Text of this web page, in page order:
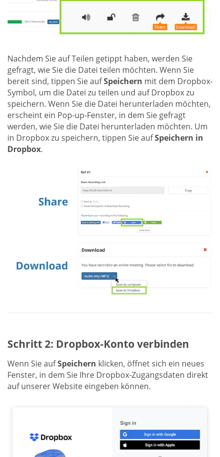
Nachdem Sie auf Teilen getippt haben, werden Sie
gefragt, wie Sie die Datei teilen möchten. Wenn Sie
bereit sind, tippen Sie aufSpeichern mit dem Dropbox-
Symbol, um die Datei zu teilen und auf Dropbox zu
speichern. Wenn Sie die Datei herunterladen möchten,
erscheint ein Pop-up-Fenster, in dem Sie gefragt
werden, wie Sie die Datei herunterladen möchten. Um
in Dropbox zu speichern, tippen Sie aufSpeichern in
Dropbox.
Schritt 2: Dropbox-Konto verbinden
Wenn Sie aufSpeichern klicken, öffnet sich ein neues
Fenster, in dem Sie Ihre Dropbox-Zugangsdaten direkt
auf unserer Website eingeben können.